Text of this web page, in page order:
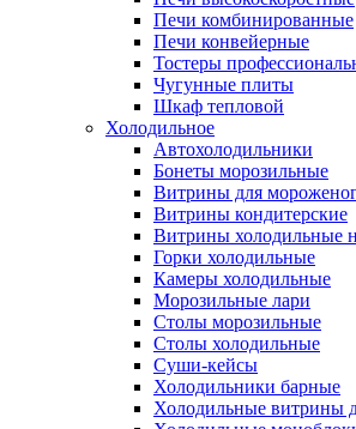
Печи комбинированные
Печи конвейерные
Тостеры
Чугунные плиты
Шкаф тепловой
Холодильное
Автохолодильники
Бонеты морозильные
Витрины для
Витрины кондитерские
Витрины холодильные
Горки холодильные
Камеры холодильные
Морозильные лари
Столы морозильные
Столы холодильные
Суши-кейсы
Холодильники барные
Холодильные витрины